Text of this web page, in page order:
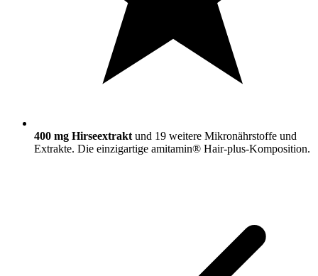
400 mg Hirseextrakt und 19 weitere Mikronährstoffe und
Extrakte. Die einzigartige amitamin® Hair-plus-Komposition.